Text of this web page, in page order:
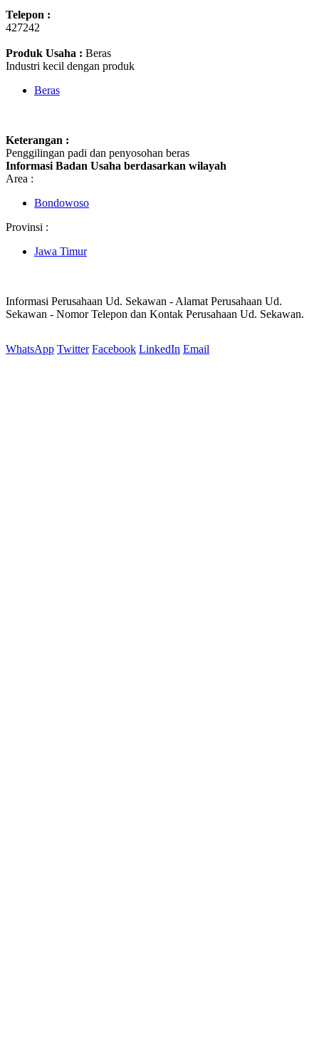
Telepon :
427242
Produk Usaha : Beras
Industri kecil dengan produk
Beras
Keterangan :
Penggilingan padi dan penyosohan beras
Informasi Badan Usaha berdasarkan wilayah
Area :
Bondowoso
Provinsi :
Jawa Timur
Informasi Perusahaan Ud. Sekawan - Alamat Perusahaan Ud.
Sekawan - Nomor Telepon dan Kontak Perusahaan Ud. Sekawan.
WhatsApp Twitter Facebook LinkedIn Email